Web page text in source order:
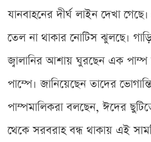
যানবাহনের দীর্ঘ লাইন দেখা
তেল না থাকার নোটিস ঝুলছে।
জ্বালানির আশায় ঘুরছেন এক
পাম্পে। জানিয়েছেন তাদের
পাম্পমালিকরা বলছেন, ঈদের
থেকে সরবরাহ বন্ধ থাকায় এই